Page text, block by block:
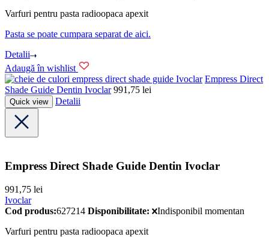
Varfuri pentru pasta radioopaca apexit
Pasta se poate cumpara separat de aici.
Detalii
Adaugă în wishlist
Ivoclar Empress Direct
Shade Guide Dentin Ivoclar 991,75 lei
Quick view Detalii
Empress Direct Shade Guide Dentin Ivoclar
991,75 lei
Ivoclar
Cod produs:627214 Disponibilitate:
Indisponibil momentan
Varfuri pentru pasta radioopaca apexit